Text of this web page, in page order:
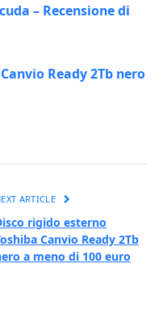
– Recensione di
Ready 2Tb nero
ARTICLE
rigido esterno
Canvio Ready 2Tb
a meno di 100 euro